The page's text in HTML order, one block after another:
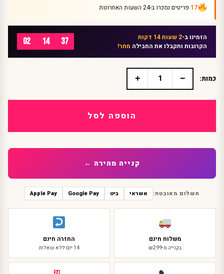
17 פריטים נמכרו ב-24 השעות האחרונות
הזמינו ב-2 שעות 14 דקות
הקרובות ותקבלו את החבילה מחר! 02 14 37
כמות
וסט
דגם
כמות: −
+
הוספה לסל
קנייה מהירה ←
תשלום מאובטח: אשראי ביט Google Pay
Apple Pay
משלוח חינם
בקנייה מ-₪299
החזרה חינם
14 יום ללא שאלות